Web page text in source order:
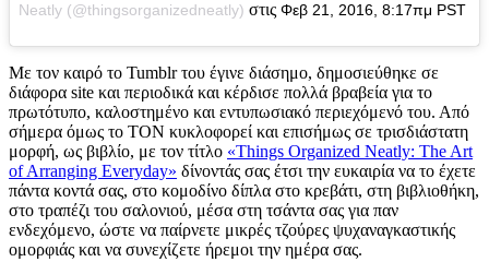
Neatly (@thingsorganizedneatly) στις Φεβ 21, 2016, 8:17πμ PST
Με τον καιρό το Tumblr του έγινε διάσημο, δημοσιεύθηκε σε
διάφορα site και περιοδικά και κέρδισε πολλά βραβεία για το
πρωτότυπο, καλοστημένο και εντυπωσιακό περιεχόμενό του. Από
σήμερα όμως το TON κυκλοφορεί και επισήμως σε τρισδιάστατη
μορφή, ως βιβλίο, με τον τίτλο «Things Organized Neatly: The Art
of Arranging Everyday» δίνοντάς σας έτσι την ευκαιρία να το έχετε
πάντα κοντά σας, στο κομοδίνο δίπλα στο κρεβάτι, στη βιβλιοθήκη,
στο τραπέζι του σαλονιού, μέσα στη τσάντα σας για παν
ενδεχόμενο, ώστε να παίρνετε μικρές τζούρες ψυχαναγκαστικής
ομορφιάς και να συνεχίζετε ήρεμοι την ημέρα σας.